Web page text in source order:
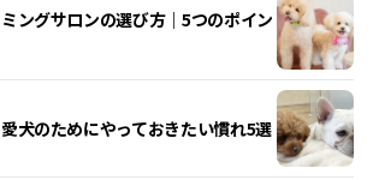
ングサロンの選び方｜5つのポイン
犬のためにやっておきたい慣れ5選